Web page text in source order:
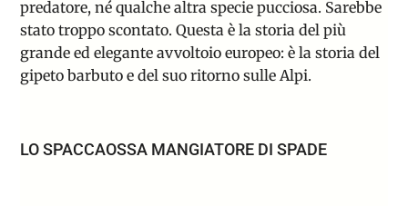
predatore, né qualche altra specie pucciosa. Sarebbe
stato troppo scontato. Questa è la storia del più
grande ed elegante avvoltoio europeo: è la storia del
gipeto barbuto e del suo ritorno sulle Alpi.
LO SPACCAOSSA MANGIATORE DI SPADE